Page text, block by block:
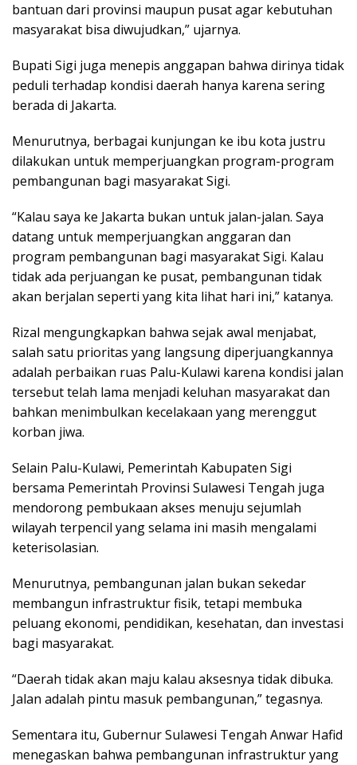
bantuan dari provinsi maupun pusat agar kebutuhan
masyarakat bisa diwujudkan,” ujarnya.
Bupati Sigi juga menepis anggapan bahwa dirinya tidak
peduli terhadap kondisi daerah hanya karena sering
berada di Jakarta.
Menurutnya, berbagai kunjungan ke ibu kota justru
dilakukan untuk memperjuangkan program-program
pembangunan bagi masyarakat Sigi.
“Kalau saya ke Jakarta bukan untuk jalan-jalan. Saya
datang untuk memperjuangkan anggaran dan
program pembangunan bagi masyarakat Sigi. Kalau
tidak ada perjuangan ke pusat, pembangunan tidak
akan berjalan seperti yang kita lihat hari ini,” katanya.
Rizal mengungkapkan bahwa sejak awal menjabat,
salah satu prioritas yang langsung diperjuangkannya
adalah perbaikan ruas Palu-Kulawi karena kondisi jalan
tersebut telah lama menjadi keluhan masyarakat dan
bahkan menimbulkan kecelakaan yang merenggut
korban jiwa.
Selain Palu-Kulawi, Pemerintah Kabupaten Sigi
bersama Pemerintah Provinsi Sulawesi Tengah juga
mendorong pembukaan akses menuju sejumlah
wilayah terpencil yang selama ini masih mengalami
keterisolasian.
Menurutnya, pembangunan jalan bukan sekedar
membangun infrastruktur fisik, tetapi membuka
peluang ekonomi, pendidikan, kesehatan, dan investasi
bagi masyarakat.
“Daerah tidak akan maju kalau aksesnya tidak dibuka.
Jalan adalah pintu masuk pembangunan,” tegasnya.
Sementara itu, Gubernur Sulawesi Tengah Anwar Hafid
menegaskan bahwa pembangunan infrastruktur yang